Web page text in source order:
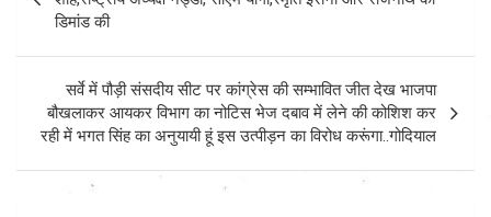
डिमांड की
सर्वे में पौड़ी संसदीय सीट पर कांग्रेस की सम्भावित जीत देख भाजपा
बौखलाकर आयकर विभाग का नोटिस भेज दबाव में लेने की कोशिश कर
रही में भगत सिंह का अनुयायी हूं इस उत्पीड़न का विरोध करूंगा..गोदियाल